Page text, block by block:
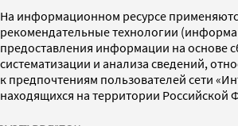
На информационном ресурсе
рекомендательные технологии
предоставления информации на основе
систематизации и анализа сведений,
к предпочтениям пользователей сети
находящихся на территории Российской